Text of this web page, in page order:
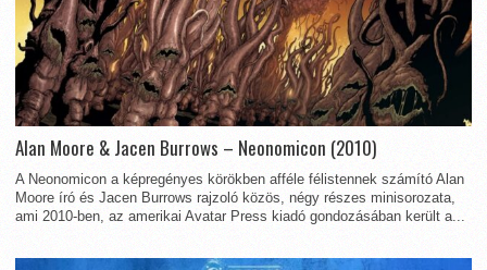
Alan Moore & Jacen Burrows – Neonomicon (2010)
A Neonomicon a képregényes körökben afféle félistennek számító Alan
Moore író és Jacen Burrows rajzoló közös, négy részes minisorozata,
ami 2010-ben, az amerikai Avatar Press kiadó gondozásában került a...